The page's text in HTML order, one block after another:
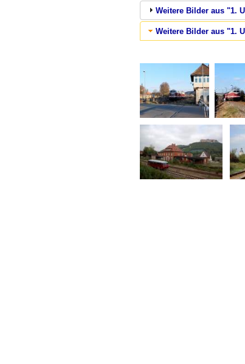
Weitere Bilder aus "1.
Weitere Bilder aus "1.